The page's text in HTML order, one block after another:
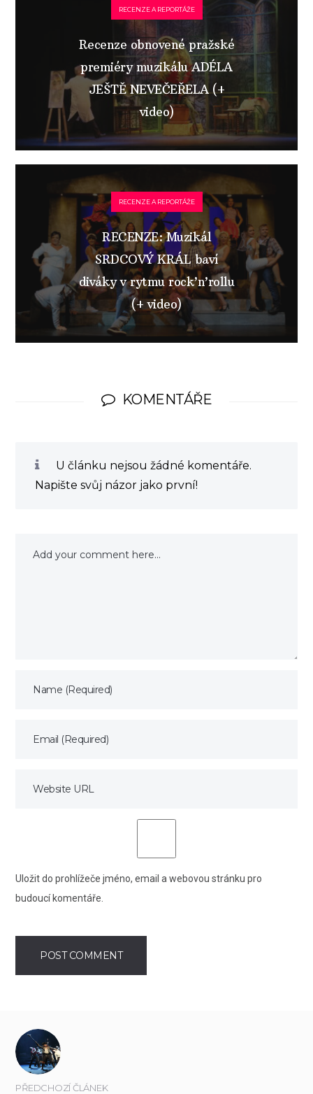
RECENZE A REPORTÁŽE
Recenze obnovené pražské
premiéry muzikálu ADÉLA
JEŠTĚ NEVEČEŘELA (+
video)
RECENZE A REPORTÁŽE
RECENZE: Muzikál
SRDCOVÝ KRÁL baví
diváky v rytmu rock’n’rollu
(+ video)
KOMENTÁŘE
U článku nejsou žádné komentáře.
Napište svůj názor jako první!
Uložit do prohlížeče jméno, email a webovou stránku pro
budoucí komentáře.
PŘEDCHOZÍ ČLÁNEK